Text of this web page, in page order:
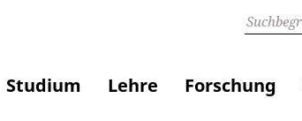
Studium Lehre Forschung